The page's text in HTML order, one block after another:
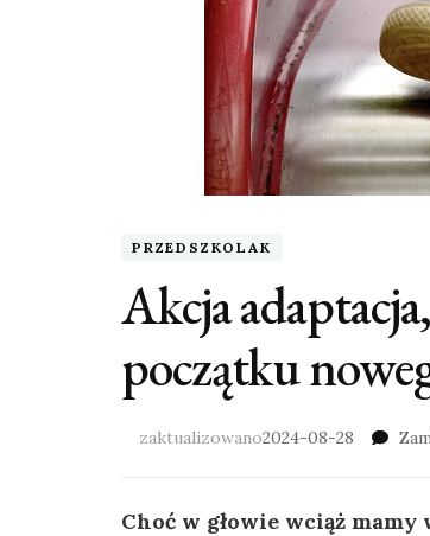
PRZEDSZKOLAK
Akcja
początku
zaktualizowano2024-08-28
Choć w głowie wciąż